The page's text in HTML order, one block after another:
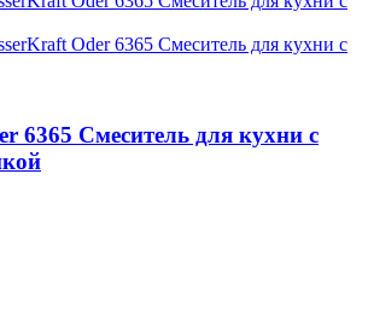
6365 Смеситель для кухни с